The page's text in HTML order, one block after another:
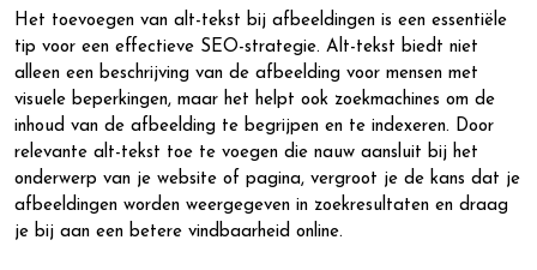
Het toevoegen van alt-tekst bij afbeeldingen is een essentiële
tip voor een effectieve SEO-strategie. Alt-tekst biedt niet
alleen een beschrijving van de afbeelding voor mensen met
visuele beperkingen, maar het helpt ook zoekmachines om de
inhoud van de afbeelding te begrijpen en te indexeren. Door
relevante alt-tekst toe te voegen die nauw aansluit bij het
onderwerp van je website of pagina, vergroot je de kans dat je
afbeeldingen worden weergegeven in zoekresultaten en draag
je bij aan een betere vindbaarheid online.